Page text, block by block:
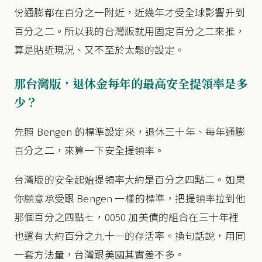
份通膨都在百分之一附近，近幾年才受全球影響升到
百分之二。所以我的台灣版就用固定百分之二來推，
算是貼近現況、又不至於太鬆的設定。
那台灣版，退休金每年的最高安全提領率是多
少？
先照 Bengen 的標準設定來，退休三十年、每年通膨
百分之二，來算一下安全提領率。
台灣版的安全起始提領率大約是百分之四點二。如果
你願意承受跟 Bengen 一樣的標準，把提領率拉到他
那個百分之四點七，0050 加美債的組合在三十年裡
也還有大約百分之九十一的存活率。換句話說，用同
一套方法量，台灣跟美國其實差不多。